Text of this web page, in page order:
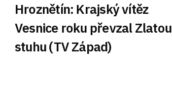
Hroznětín: Krajský vítěz
Vesnice roku převzal Zlatou
stuhu (TV Západ)